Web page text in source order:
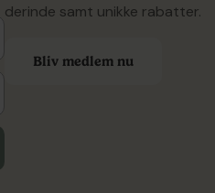
til at udvide sig og blive
Vores udvalg er nøje
derinde samt unikke rabatter.
Bliv medlem nu